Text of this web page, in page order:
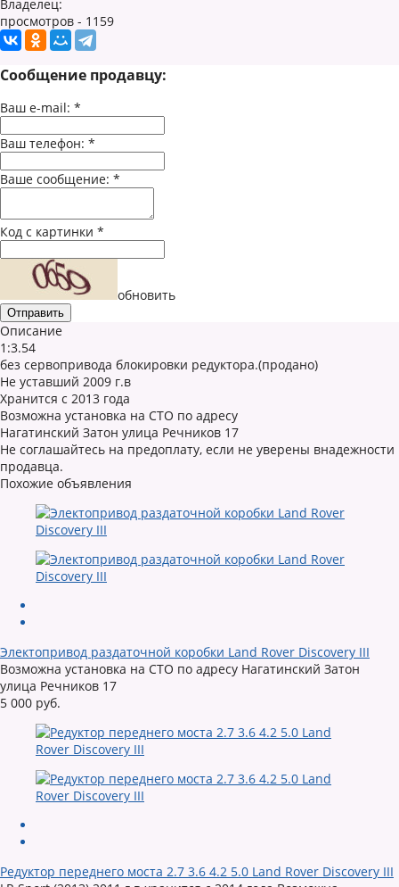
Владелец:
просмотров - 1159
Сообщение продавцу:
Ваш e-mail: *
Ваш телефон: *
Ваше сообщение: *
Код с картинки *
обновить
Описание
1:3.54
без сервопривода блокировки редуктора.(продано)
Не уставший 2009 г.в
Хранится с 2013 года
Возможна установка на СТО по адресу
Нагатинский Затон улица Речников 17
Не соглашайтесь на предоплату, если не уверены внадежности
продавца.
Похожие объявления
Электопривод раздаточной коробки Land Rover Discovery III
Возможна установка на СТО по адресу Нагатинский Затон
улица Речников 17
5 000 руб.
Редуктор переднего моста 2.7 3.6 4.2 5.0 Land Rover Discovery III